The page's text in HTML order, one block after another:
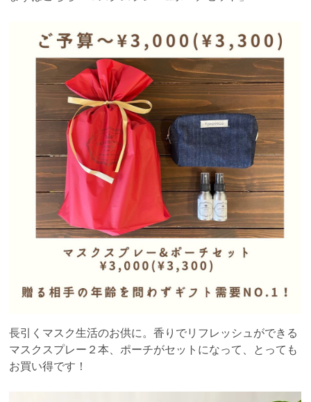
長引くマスク生活のお供に。香りでリフレッシュができる
マスクスプレー２本、ポーチがセットになって、とっても
お買い得です！